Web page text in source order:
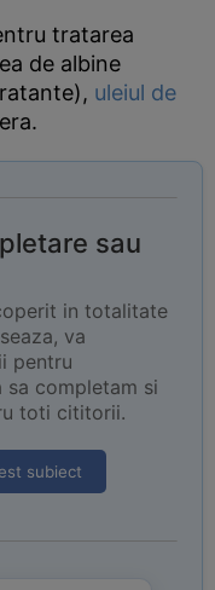
tratarea
de albine
uleiul de
sau
in totalitate
va
pentru
completam si
toti cititorii.
subiect